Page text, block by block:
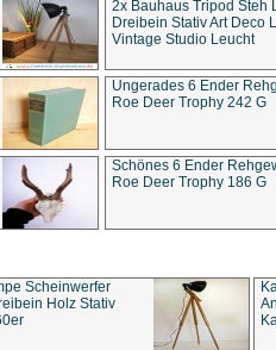
2x Bauhaus Tripod Steh
Dreibein Stativ Art Deco
Vintage Studio Leucht
Ungerades 6 Ender
Roe Deer Trophy 242 G
Schönes 6 Ender
Roe Deer Trophy 186 G
Scheinwerfer
Holz Stativ